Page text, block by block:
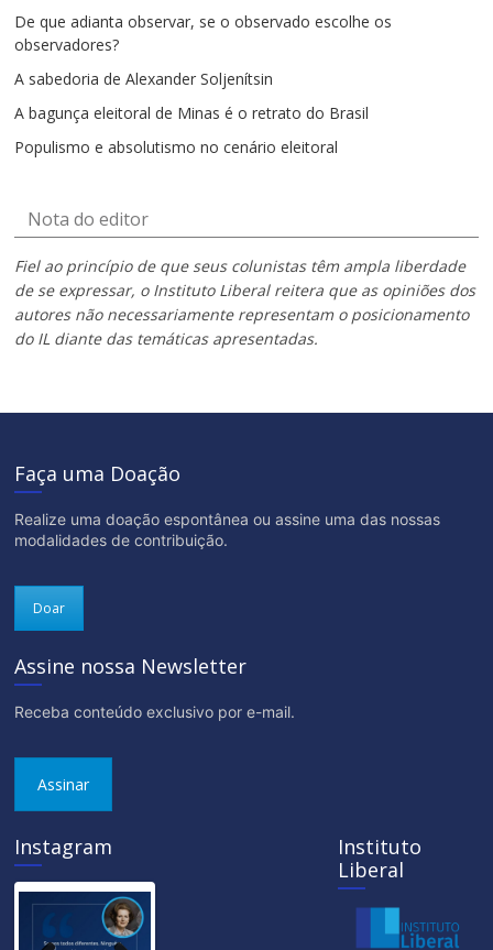
De que adianta observar, se o observado escolhe os
observadores?
A sabedoria de Alexander Soljenítsin
A bagunça eleitoral de Minas é o retrato do Brasil
Populismo e absolutismo no cenário eleitoral
Nota do editor
Fiel ao princípio de que seus colunistas têm ampla liberdade
de se expressar, o Instituto Liberal reitera que as opiniões dos
autores não necessariamente representam o posicionamento
do IL diante das temáticas apresentadas.
Faça uma Doação
Realize uma doação espontânea ou assine uma das nossas
modalidades de contribuição.
Doar
Assine nossa Newsletter
Receba conteúdo exclusivo por e-mail.
Assinar
Instagram
Instituto
Liberal